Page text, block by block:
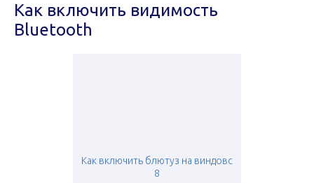
Как включить видимость
Bluetooth
Как включить блютуз на виндовс
8